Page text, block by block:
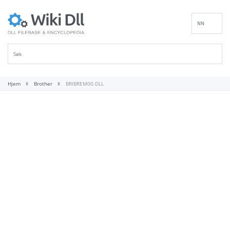
NN
Hjem Brother BRIBREM00.DLL